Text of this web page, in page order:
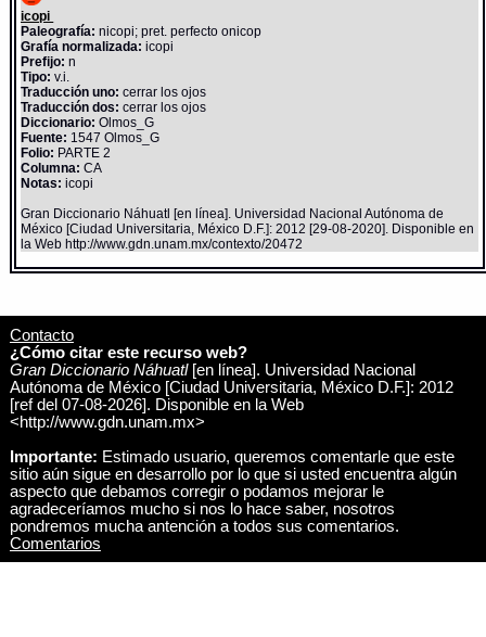
icopi
Paleografía: nicopi; pret. perfecto onicop
Grafía normalizada: icopi
Prefijo: n
Tipo: v.i.
Traducción uno: cerrar los ojos
Traducción dos: cerrar los ojos
Diccionario:Olmos_G
Fuente: 1547 Olmos_G
Folio: PARTE 2
Columna: CA
Notas: icopi
Gran Diccionario Náhuatl [en línea]. Universidad Nacional Autónoma de
México [Ciudad Universitaria, México D.F.]: 2012 [29-08-2020]. Disponible en
la Web http://www.gdn.unam.mx/contexto/20472
Contacto
¿Cómo citar este recurso web?
Gran Diccionario Náhuatl[en línea]. Universidad Nacional
Autónoma de México [Ciudad Universitaria, México D.F.]: 2012
[ref del 07-08-2026]. Disponible en la Web
<http://www.gdn.unam.mx>
Importante: Estimado usuario, queremos comentarle que este
sitio aún sigue en desarrollo por lo que si usted encuentra algún
aspecto que debamos corregir o podamos mejorar le
agradeceríamos mucho si nos lo hace saber, nosotros
pondremos mucha antención a todos sus comentarios.
Comentarios